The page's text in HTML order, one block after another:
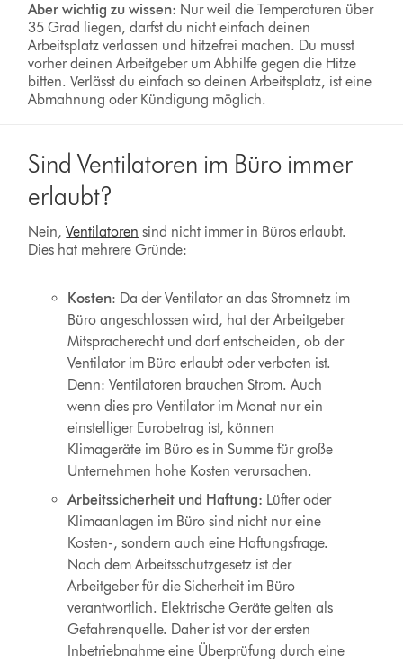
Aber wichtig zu wissen: Nur weil die Temperaturen über
35 Grad liegen, darfst du nicht einfach deinen
Arbeitsplatz verlassen und hitzefrei machen. Du musst
vorher deinen Arbeitgeber um Abhilfe gegen die Hitze
bitten. Verlässt du einfach so deinen Arbeitsplatz, ist eine
Abmahnung oder Kündigung möglich.
Sind Ventilatoren im Büro immer
erlaubt?
Nein,Ventilatoren sind nicht immer in Büros erlaubt.
Dies hat mehrere Gründe:
Kosten: Da der Ventilator an das Stromnetz im
Büro angeschlossen wird, hat der Arbeitgeber
Mitspracherecht und darf entscheiden, ob der
Ventilator im Büro erlaubt oder verboten ist.
Denn: Ventilatoren brauchen Strom. Auch
wenn dies pro Ventilator im Monat nur ein
einstelliger Eurobetrag ist, können
Klimageräte im Büro es in Summe für große
Unternehmen hohe Kosten verursachen.
Arbeitssicherheit und Haftung: Lüfter oder
Klimaanlagen im Büro sind nicht nur eine
Kosten-, sondern auch eine Haftungsfrage.
Nach dem Arbeitsschutzgesetz ist der
Arbeitgeber für die Sicherheit im Büro
verantwortlich. Elektrische Geräte gelten als
Gefahrenquelle. Daher ist vor der ersten
Inbetriebnahme eine Überprüfung durch eine